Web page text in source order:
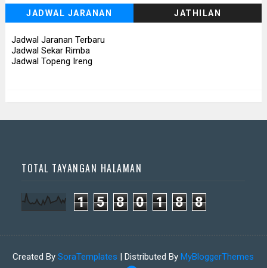
📅 Besok (7/8) 📅 Besok (7/8)
JADWAL JARANAN JATHILAN
Jadwal Jaranan Terbaru
Jadwal Sekar Rimba
Jadwal Topeng Ireng
TOTAL TAYANGAN HALAMAN
1 5 8 0 1 8 8
Created BySoraTemplates | Distributed ByMyBloggerThemes